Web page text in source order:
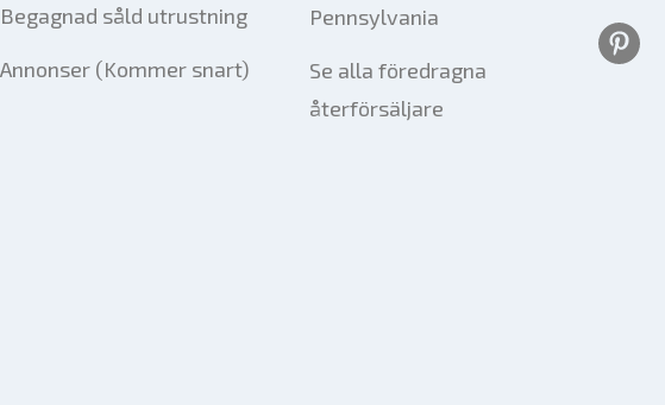
Begagnad såld utrustning
Annonser (Kommer snart)
Pennsylvania
Se alla föredragna
återförsäljare